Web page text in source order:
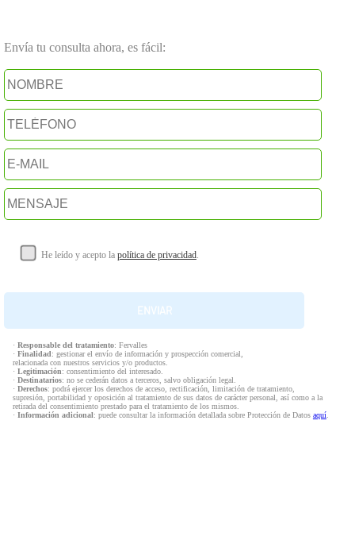
Envía tu consulta ahora, es fácil:
He leído y acepto la política de privacidad.
· Responsable del tratamiento: Fervalles
· Finalidad: gestionar el envío de información y prospección comercial,
relacionada con nuestros servicios y/o productos.
· Legitimación: consentimiento del interesado.
· Destinatarios: no se cederán datos a terceros, salvo obligación legal.
· Derechos: podrá ejercer los derechos de acceso, rectificación, limitación de tratamiento,
supresión, portabilidad y oposición al tratamiento de sus datos de carácter personal, así como a la
retirada del consentimiento prestado para el tratamiento de los mismos.
· Información adicional: puede consultar la información detallada sobre Protección de Datos aquí.